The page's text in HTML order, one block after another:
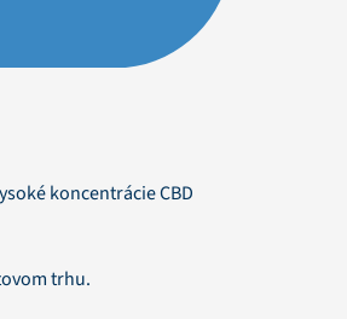
koncentrácie CBD
trhu.